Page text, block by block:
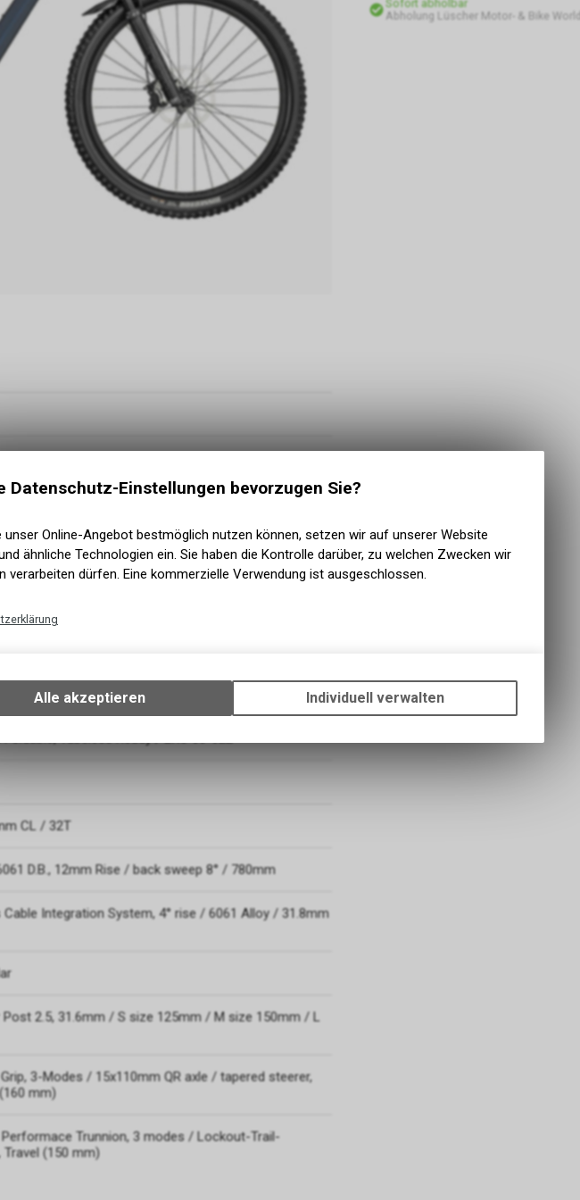
Sofort abholbar
Abholung Lüscher Motor- & Bike World
Shadow Plus / 12 Speed
180
Tubeless Ready / EXO 66-622
CL / 32T
D.B., 12mm Rise / back sweep 8° / 780mm
Integration System, 4° rise / 6061 Alloy / 31.8mm
Post 2.5, 31.6mm / S size 125mm / M size 150mm / L
3-Modes / 15x110mm QR axle / tapered steerer,
mm)
Performace Trunnion, 3 modes / Lockout-Trail-
Travel (150 mm)
Datenschutz-Einstellungen bevorzugen Sie?
unser Online-Angebot bestmöglich nutzen können, setzen wir auf unserer Website
ähnliche Technologien ein. Sie haben die Kontrolle darüber, zu welchen Zwecken wir
verarbeiten dürfen. Eine kommerzielle Verwendung ist ausgeschlossen.
Ihrem Gerät, um die grundlegenden Funktionen unseres Online-Angebots, wie die
Verwendung des Warenkorbs, zu ermöglichen. Bitte beachten Sie, dass die
zulassen.
Alle akzeptieren Individuell verwalten